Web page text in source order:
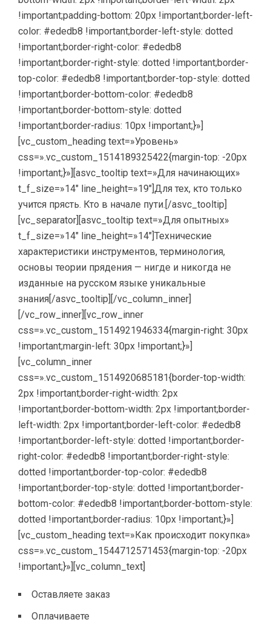
!important;padding-bottom: 20px !important;border-left-
color: #ededb8 !important;border-left-style: dotted
!important;border-right-color: #ededb8
!important;border-right-style: dotted !important;border-
top-color: #ededb8 !important;border-top-style: dotted
!important;border-bottom-color: #ededb8
!important;border-bottom-style: dotted
!important;border-radius: 10px !important;}»]
[vc_custom_heading text=»Уровень»
css=».vc_custom_1514189325422{margin-top: -20px
!important;}»][asvc_tooltip text=»Для начинающих»
t_f_size=»14″ line_height=»19″]Для тех, кто только
учится прясть. Кто в начале пути.[/asvc_tooltip]
[vc_separator][asvc_tooltip text=»Для опытных»
t_f_size=»14″ line_height=»14″]Технические
характеристики инструментов, терминология,
основы теории прядения — нигде и никогда не
изданные на русском языке уникальные
знания[/asvc_tooltip][/vc_column_inner]
[/vc_row_inner][vc_row_inner
css=».vc_custom_1514921946334{margin-right: 30px
!important;margin-left: 30px !important;}»]
[vc_column_inner
css=».vc_custom_1514920685181{border-top-width:
2px !important;border-right-width: 2px
!important;border-bottom-width: 2px !important;border-
left-width: 2px !important;border-left-color: #ededb8
!important;border-left-style: dotted !important;border-
right-color: #ededb8 !important;border-right-style:
dotted !important;border-top-color: #ededb8
!important;border-top-style: dotted !important;border-
bottom-color: #ededb8 !important;border-bottom-style:
dotted !important;border-radius: 10px !important;}»]
[vc_custom_heading text=»Как происходит покупка»
css=».vc_custom_1544712571453{margin-top: -20px
!important;}»][vc_column_text]
Оставляете заказ
Оплачиваете